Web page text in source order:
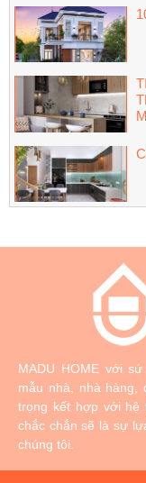
MADU HOME với
mẫu nhà, nhà hàng,
trọng kết hợp với hệ
chắc chắn sẽ là sự
chúng tôi.